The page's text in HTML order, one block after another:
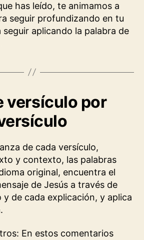
has leído, te animamos a
seguir profundizando en tu
seguir aplicando la palabra de
versículo por
de cada versículo,
y contexto, las palabras
original, encuentra el
de Jesús a través de
de cada explicación, y aplica
En estos comentarios